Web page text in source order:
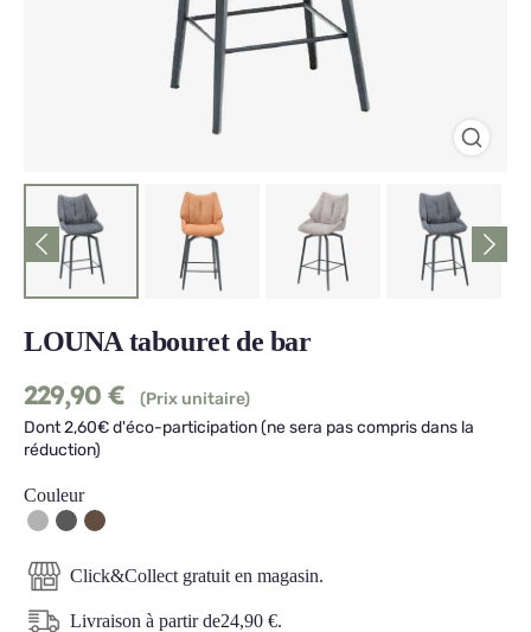
LOUNA tabouret de bar
229,90 €
(Prix unitaire)
Dont 2,60€ d'éco-participation (ne sera pas compris dans la
réduction)
Couleur
Click&Collect gratuit en magasin.
Livraison à partir de24,90 €.